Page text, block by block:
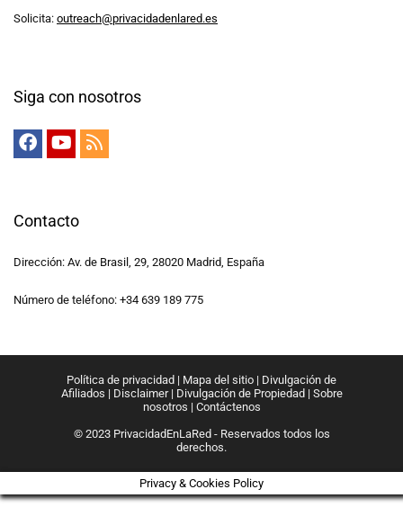
Solicita: outreach@privacidadenlared.es
Siga con nosotros
Contacto
Dirección: Av. de Brasil, 29, 28020 Madrid, España
Número de teléfono: +34 639 189 775
Política de privacidad | Mapa del sitio | Divulgación de
Afiliados | Disclaimer| Divulgación de Propiedad | Sobre
nosotros | Contáctenos
© 2023 PrivacidadEnLaRed - Reservados todos los
derechos.
Privacy & Cookies Policy